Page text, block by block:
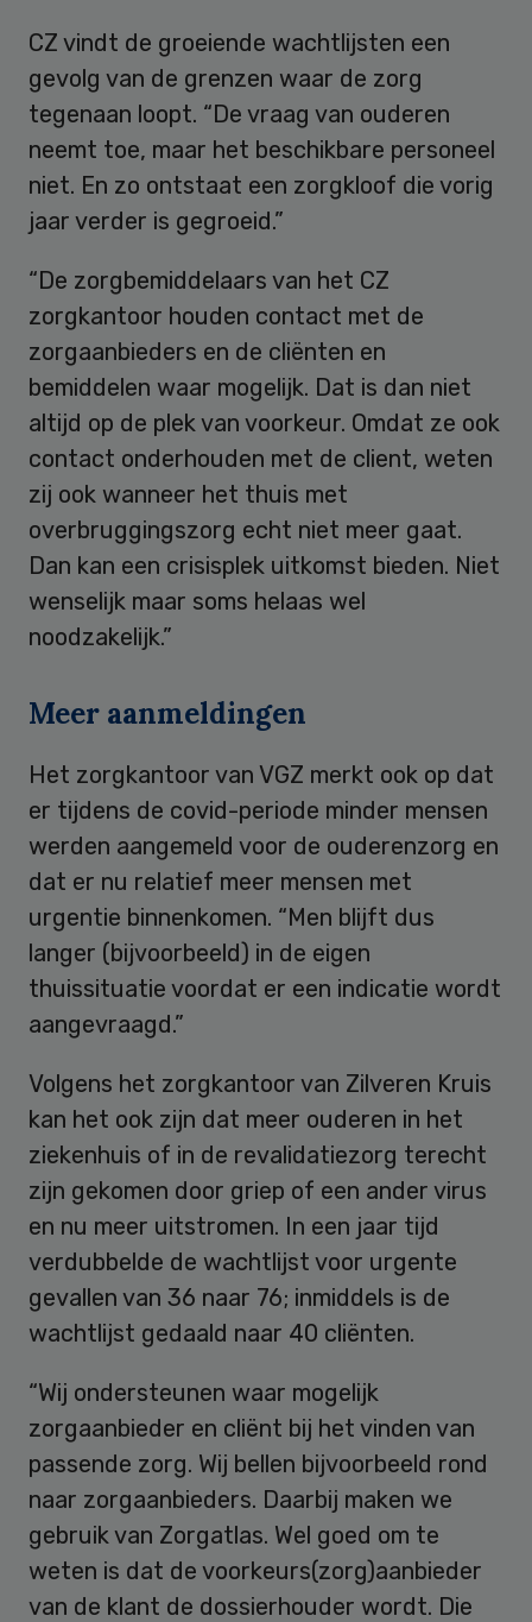
CZ vindt de groeiende wachtlijsten een
gevolg van de grenzen waar de zorg
tegenaan loopt. “De vraag van ouderen
neemt toe, maar het beschikbare personeel
niet. En zo ontstaat een zorgkloof die vorig
jaar verder is gegroeid.”
“De zorgbemiddelaars van het CZ
zorgkantoor houden contact met de
zorgaanbieders en de cliënten en
bemiddelen waar mogelijk. Dat is dan niet
altijd op de plek van voorkeur. Omdat ze ook
contact onderhouden met de client, weten
zij ook wanneer het thuis met
overbruggingszorg echt niet meer gaat.
Dan kan een crisisplek uitkomst bieden. Niet
wenselijk maar soms helaas wel
noodzakelijk.”
Meer aanmeldingen
Het zorgkantoor van VGZ merkt ook op dat
er tijdens de covid-periode minder mensen
werden aangemeld voor de ouderenzorg en
dat er nu relatief meer mensen met
urgentie binnenkomen. “Men blijft dus
langer (bijvoorbeeld) in de eigen
thuissituatie voordat er een indicatie wordt
aangevraagd.”
Volgens het zorgkantoor van Zilveren Kruis
kan het ook zijn dat meer ouderen in het
ziekenhuis of in de revalidatiezorg terecht
zijn gekomen door griep of een ander virus
en nu meer uitstromen. In een jaar tijd
verdubbelde de wachtlijst voor urgente
gevallen van 36 naar 76; inmiddels is de
wachtlijst gedaald naar 40 cliënten.
“Wij ondersteunen waar mogelijk
zorgaanbieder en cliënt bij het vinden van
passende zorg. Wij bellen bijvoorbeeld rond
naar zorgaanbieders. Daarbij maken we
gebruik van Zorgatlas. Wel goed om te
weten is dat de voorkeurs(zorg)aanbieder
van de klant de dossierhouder wordt. Die